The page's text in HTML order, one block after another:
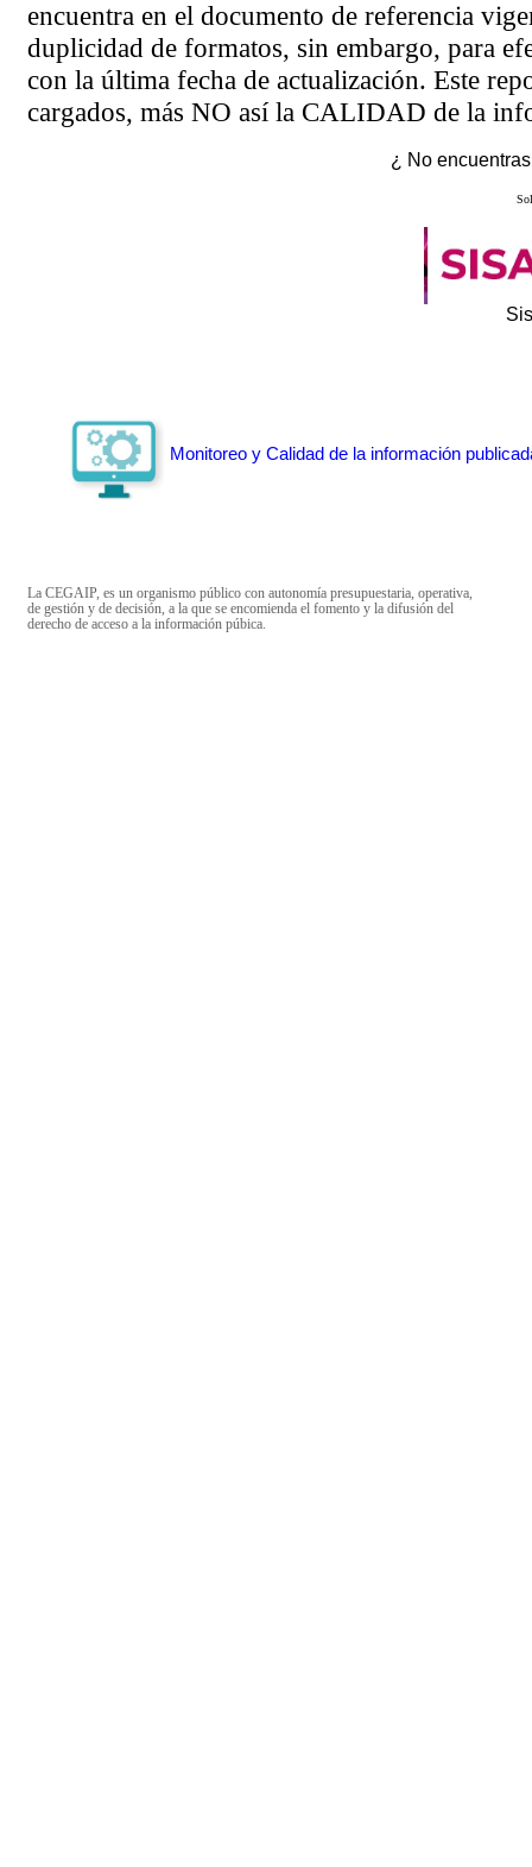
encuentra en el documento de referencia
duplicidad de formatos, sin embargo, para
con la última fecha de actualización. Este
cargados, más NO así la CALIDAD de la
¿ No
Monitoreo y Calidad de la información
La CEGAIP, es un organismo público con autonomía presupuestaria, operativa,
de gestión y de decisión, a la que se encomienda el fomento y la difusión del
derecho de acceso a la información púbica.